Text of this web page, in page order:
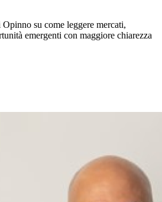
su come leggere mercati,
emergenti con maggiore chiarezza